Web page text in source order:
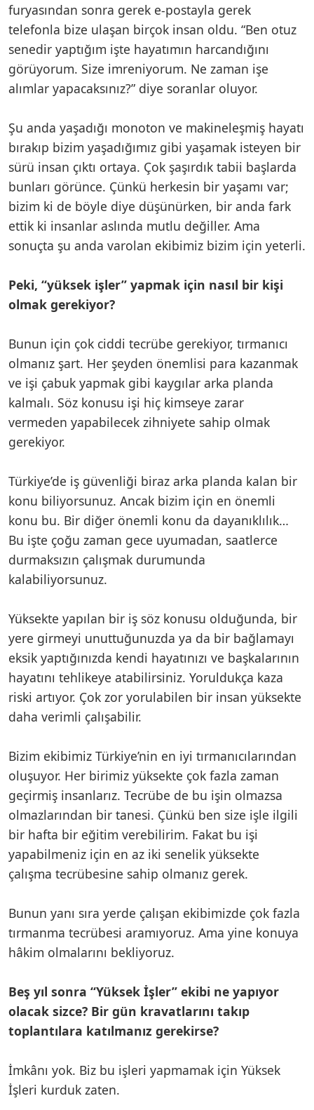
furyasından sonra gerek e-postayla gerek
telefonla bize ulaşan birçok insan oldu. “Ben otuz
senedir yaptığım işte hayatımın harcandığını
görüyorum. Size imreniyorum. Ne zaman işe
alımlar yapacaksınız?” diye soranlar oluyor.
Şu anda yaşadığı monoton ve makineleşmiş hayatı
bırakıp bizim yaşadığımız gibi yaşamak isteyen bir
sürü insan çıktı ortaya. Çok şaşırdık tabii başlarda
bunları görünce. Çünkü herkesin bir yaşamı var;
bizim ki de böyle diye düşünürken, bir anda fark
ettik ki insanlar aslında mutlu değiller. Ama
sonuçta şu anda varolan ekibimiz bizim için yeterli.
Peki, “yüksek işler” yapmak için nasıl bir kişi
olmak gerekiyor?
Bunun için çok ciddi tecrübe gerekiyor, tırmanıcı
olmanız şart. Her şeyden önemlisi para kazanmak
ve işi çabuk yapmak gibi kaygılar arka planda
kalmalı. Söz konusu işi hiç kimseye zarar
vermeden yapabilecek zihniyete sahip olmak
gerekiyor.
Türkiye’de iş güvenliği biraz arka planda kalan bir
konu biliyorsunuz. Ancak bizim için en önemli
konu bu. Bir diğer önemli konu da dayanıklılık…
Bu işte çoğu zaman gece uyumadan, saatlerce
durmaksızın çalışmak durumunda
kalabiliyorsunuz.
Yüksekte yapılan bir iş söz konusu olduğunda, bir
yere girmeyi unuttuğunuzda ya da bir bağlamayı
eksik yaptığınızda kendi hayatınızı ve başkalarının
hayatını tehlikeye atabilirsiniz. Yoruldukça kaza
riski artıyor. Çok zor yorulabilen bir insan yüksekte
daha verimli çalışabilir.
Bizim ekibimiz Türkiye’nin en iyi tırmanıcılarından
oluşuyor. Her birimiz yüksekte çok fazla zaman
geçirmiş insanlarız. Tecrübe de bu işin olmazsa
olmazlarından bir tanesi. Çünkü ben size işle ilgili
bir hafta bir eğitim verebilirim. Fakat bu işi
yapabilmeniz için en az iki senelik yüksekte
çalışma tecrübesine sahip olmanız gerek.
Bunun yanı sıra yerde çalışan ekibimizde çok fazla
tırmanma tecrübesi aramıyoruz. Ama yine konuya
hâkim olmalarını bekliyoruz.
Beş yıl sonra “Yüksek İşler” ekibi ne yapıyor
olacak sizce? Bir gün kravatlarını takıp
toplantılara katılmanız gerekirse?
İmkânı yok. Biz bu işleri yapmamak için Yüksek
İşleri kurduk zaten.